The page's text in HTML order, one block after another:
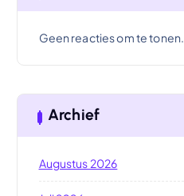
Geen reacties om te tonen.
Archief
Augustus 2026